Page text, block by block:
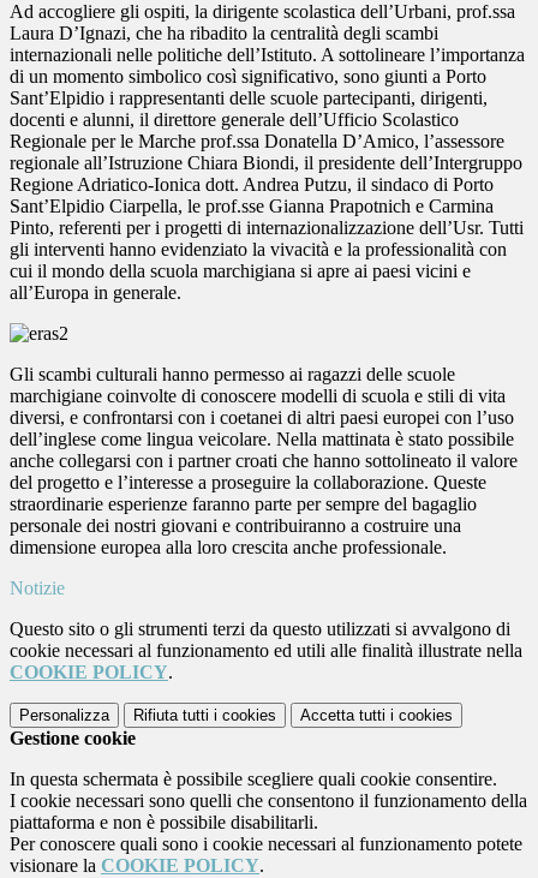
Ad accogliere gli ospiti, la dirigente scolastica dell’Urbani, prof.ssa
Laura D’Ignazi, che ha ribadito la centralità degli scambi
internazionali nelle politiche dell’Istituto. A sottolineare l’importanza
di un momento simbolico così significativo, sono giunti a Porto
Sant’Elpidio i rappresentanti delle scuole partecipanti, dirigenti,
docenti e alunni, il direttore generale dell’Ufficio Scolastico
Regionale per le Marche prof.ssa Donatella D’Amico, l’assessore
regionale all’Istruzione Chiara Biondi, il presidente dell’Intergruppo
Regione Adriatico-Ionica dott. Andrea Putzu, il sindaco di Porto
Sant’Elpidio Ciarpella, le prof.sse Gianna Prapotnich e Carmina
Pinto, referenti per i progetti di internazionalizzazione dell’Usr. Tutti
gli interventi hanno evidenziato la vivacità e la professionalità con
cui il mondo della scuola marchigiana si apre ai paesi vicini e
all’Europa in generale.
Gli scambi culturali hanno permesso ai ragazzi delle scuole
marchigiane coinvolte di conoscere modelli di scuola e stili di vita
diversi, e confrontarsi con i coetanei di altri paesi europei con l’uso
dell’inglese come lingua veicolare. Nella mattinata è stato possibile
anche collegarsi con i partner croati che hanno sottolineato il valore
del progetto e l’interesse a proseguire la collaborazione. Queste
straordinarie esperienze faranno parte per sempre del bagaglio
personale dei nostri giovani e contribuiranno a costruire una
dimensione europea alla loro crescita anche professionale.
Notizie
Questo sito o gli strumenti terzi da questo utilizzati si avvalgono di
cookie necessari al funzionamento ed utili alle finalità illustrate nella
COOKIE POLICY.
Personalizza Rifiuta tutti i cookies Accetta tutti i cookies
Gestione cookie
In questa schermata è possibile scegliere quali cookie consentire.
I cookie necessari sono quelli che consentono il funzionamento della
piattaforma e non è possibile disabilitarli.
Per conoscere quali sono i cookie necessari al funzionamento potete
visionare la COOKIE POLICY.